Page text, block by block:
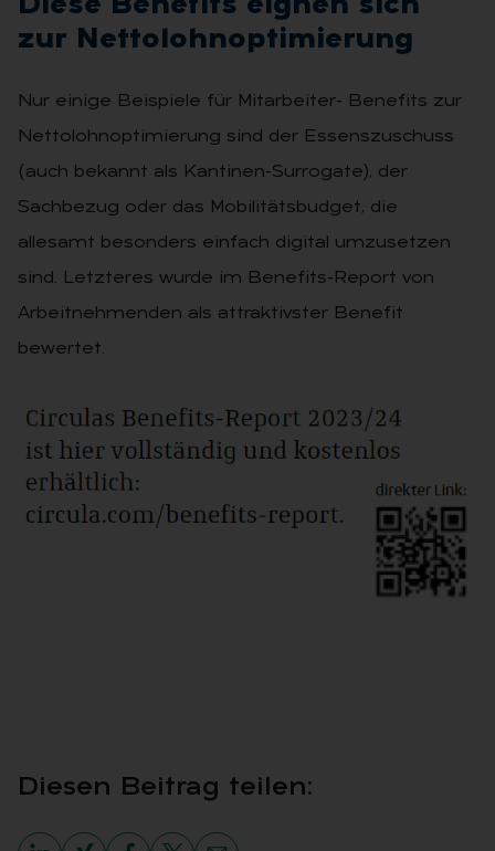
zur Net­to­lohn­op­ti­mie­rung
Nur einige Beispiele für Mitarbeiter- Benefits zur
Nettolohnoptimierung sind der Essenszuschuss
(auch bekannt als Kantinen-Surrogate), der
Sachbezug oder das Mobilitätsbudget, die
allesamt besonders einfach digital umzusetzen
sind. Letzteres wurde im Benefits-Report von
Arbeitnehmenden als attraktivster Benefit
bewertet.
Die­sen Bei­trag tei­len: